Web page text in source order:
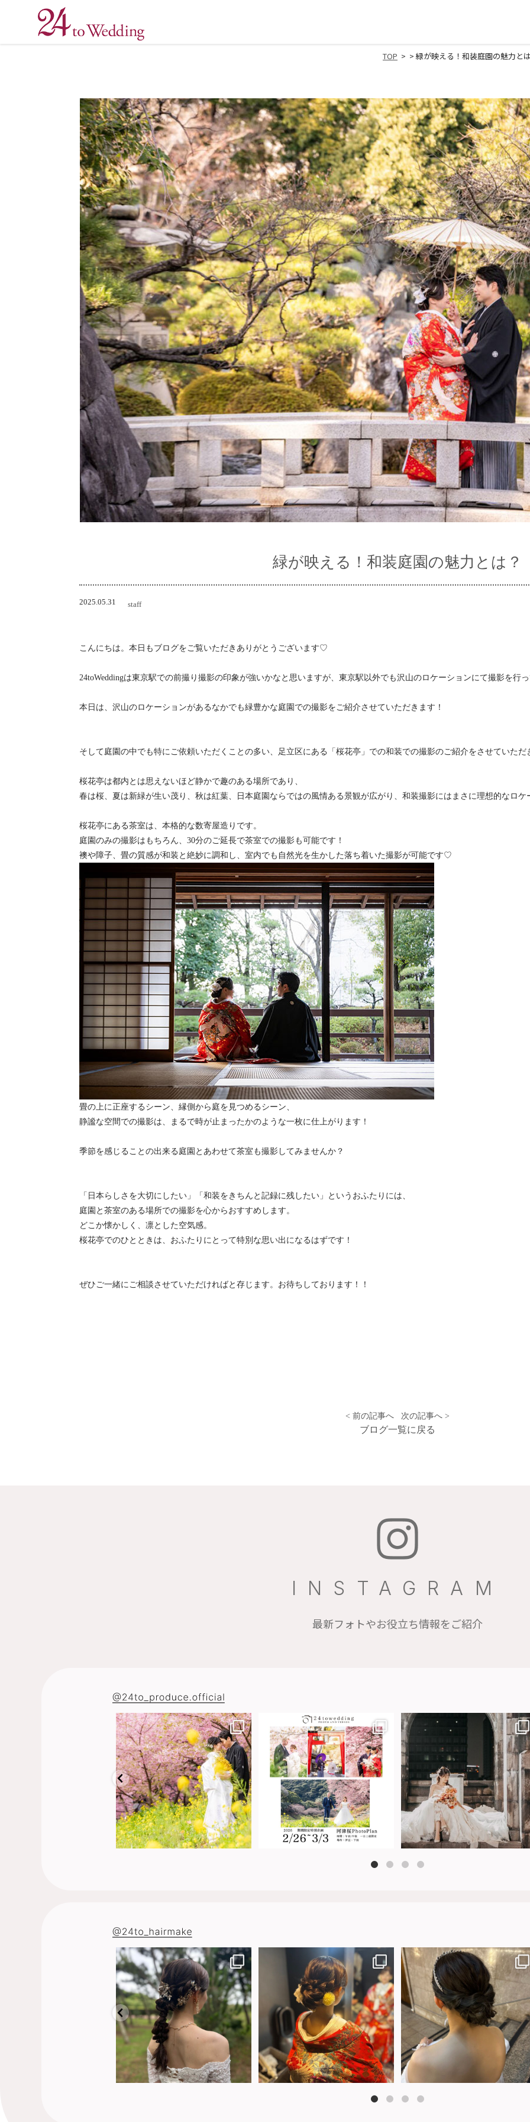
TOP > > 緑が映える！和装庭園の魅力と
緑が映える！和装庭園の魅力とは？
2025.05.31 staff
こんにちは。本日もブログをご覧いただきありがとうございます♡
24toWeddingは東京駅での前撮り撮影の印象が強いかなと思いますが、東京駅以外でも沢山のロケーションにて撮影を行っ
本日は、沢山のロケーションがあるなかでも緑豊かな庭園での撮影をご紹介させていただきます！
そして庭園の中でも特にご依頼いただくことの多い、足立区にある「桜花亭」での和装での撮影のご紹介をさせていただ
桜花亭は都内とは思えないほど静かで趣のある場所であり、
春は桜、夏は新緑が生い茂り、秋は紅葉、日本庭園ならではの風情ある景観が広がり、和装撮影にはまさに理想的なロケ
桜花亭にある茶室は、本格的な数寄屋造りです。
庭園のみの撮影はもちろん、30分のご延長で茶室での撮影も可能です！
襖や障子、畳の質感が和装と絶妙に調和し、室内でも自然光を生かした落ち着いた撮影が可能です♡
畳の上に正座するシーン、縁側から庭を見つめるシーン、
静謐な空間での撮影は、まるで時が止まったかのような一枚に仕上がります！
季節を感じることの出来る庭園とあわせて茶室も撮影してみませんか？
「日本らしさを大切にしたい」「和装をきちんと記録に残したい」というおふたりには、
庭園と茶室のある場所での撮影を心からおすすめします。
どこか懐かしく、凛とした空気感。
桜花亭でのひとときは、おふたりにとって特別な思い出になるはずです！
ぜひご一緒にご相談させていただければと存じます。お待ちしております！！
< 前の記事へ 次の記事へ >
ブログ一覧に戻る
INSTAGRAM
最新フォトやお役立ち情報をご紹介